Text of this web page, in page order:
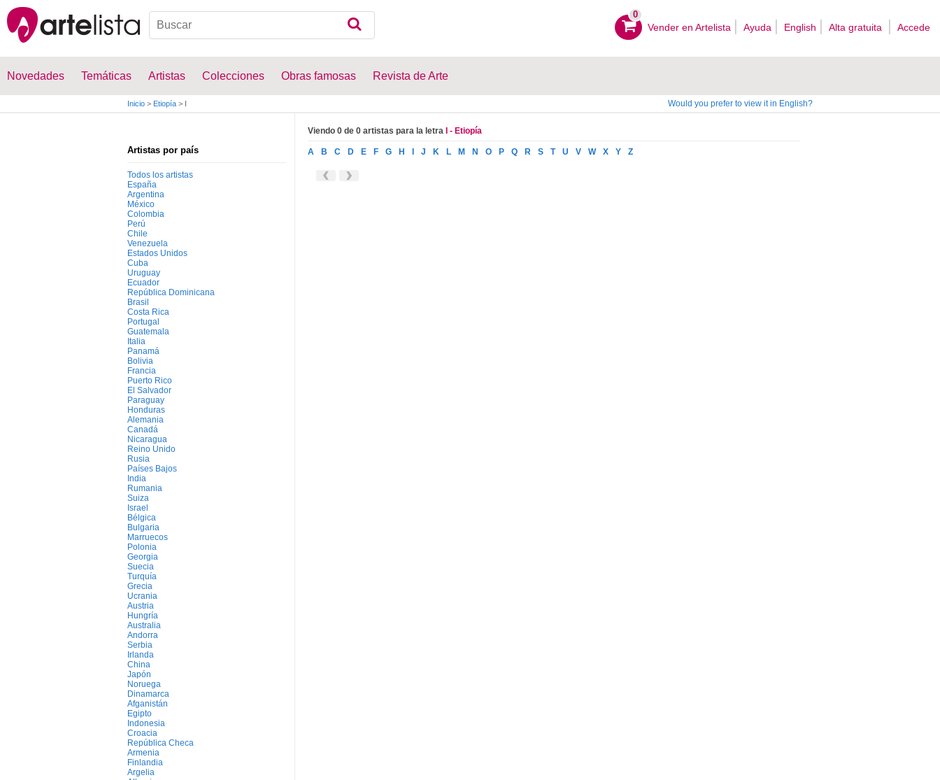
0
Vender en Artelista Ayuda English Alta gratuita Accede
Novedades Temáticas Artistas Colecciones Obras famosas Revista de Arte
Inicio > Etiopía > I Would you prefer to view it in English?
Artistas por país
Todos los artistas
España
Argentina
México
Colombia
Perú
Chile
Venezuela
Estados Unidos
Cuba
Uruguay
Ecuador
República Dominicana
Brasil
Costa Rica
Portugal
Guatemala
Italia
Panamá
Bolivia
Francia
Puerto Rico
El Salvador
Paraguay
Honduras
Alemania
Canadá
Nicaragua
Reino Unido
Rusia
Países Bajos
India
Rumania
Suiza
Israel
Bélgica
Bulgaria
Marruecos
Polonia
Georgia
Suecia
Turquía
Grecia
Ucrania
Austria
Hungría
Australia
Andorra
Serbia
Irlanda
China
Japón
Noruega
Dinamarca
Afganistán
Egipto
Indonesia
Croacia
República Checa
Armenia
Finlandia
Argelia
Viendo 0 de 0 artistas para la letra I - Etiopía
A B C D E F G H J K L M N O P Q R S T U V W X Y Z